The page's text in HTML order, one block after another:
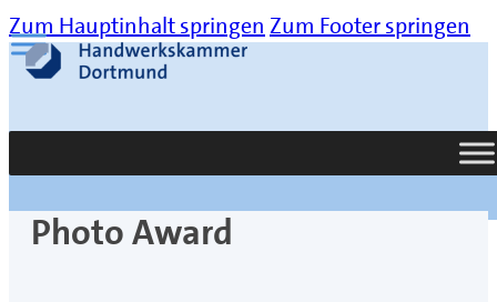
Zum Hauptinhalt springen Zum Footer springen
Suche
Photo Award